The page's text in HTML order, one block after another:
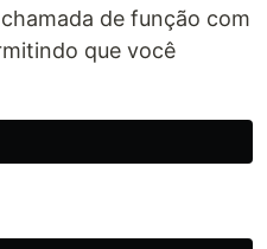
de função com
que você